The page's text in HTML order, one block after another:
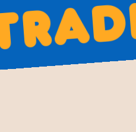
"Tradicionals" i
tradicional a casa